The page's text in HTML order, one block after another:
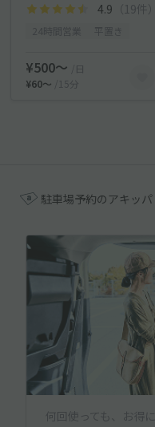
4.9 （19件）
¥500〜
/日
¥60〜
/15分
駐車場予約のアキッパ
何回使っても、お得に